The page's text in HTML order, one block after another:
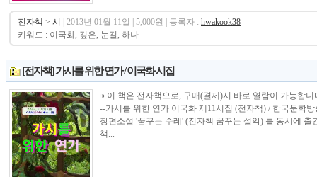
전자책 > 시 | 2013년 01월 11일 | 5,000원 | 등록자 : hwakook38
키워드 : 이국화, 깊은, 눈길, 하나
[전자책] 가시를 위한 연가 / 이국화 시집
◑ 이 책은 전자책으로, 구매(결제)시 바로 열람이 가능합
--가시를 위한 연가 이국화 제11시집 (전자책) / 한국문학
장편소설 '꿈꾸는 수레' (전자책 꿈꾸는 설악) 를 동시에
책...